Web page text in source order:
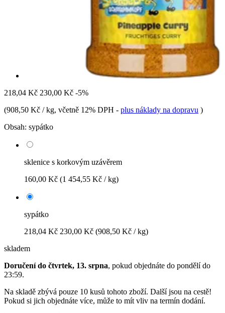
218,04 Kč 230,00 Kč -5%
(908,50 Kč / kg, včetně 12% DPH - plus náklady na dopravu )
Obsah: sypátko
sklenice s korkovým uzávěrem
160,00 Kč (1 454,55 Kč / kg)
sypátko
218,04 Kč 230,00 Kč (908,50 Kč / kg)
skladem
Doručení do čtvrtek, 13. srpna, pokud objednáte do pondělí do
23:59.
Na skladě zbývá pouze 10 kusů tohoto zboží. Další jsou na cestě!
Pokud si jich objednáte více, může to mít vliv na termín dodání.